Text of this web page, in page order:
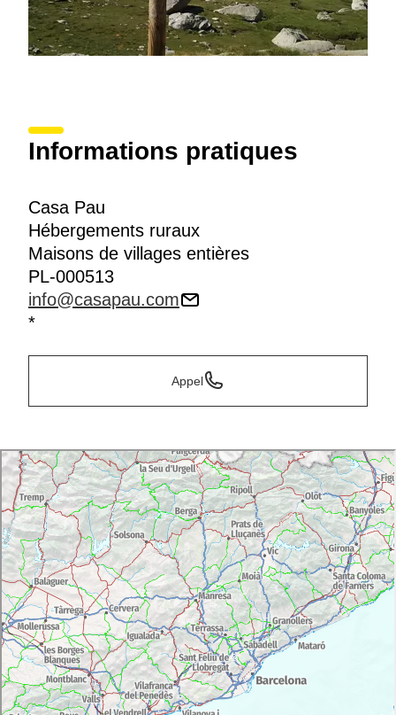
Informations pratiques
Casa Pau
Hébergements ruraux
Maisons de villages entières
PL-000513
info@casapau.com
*
Appel